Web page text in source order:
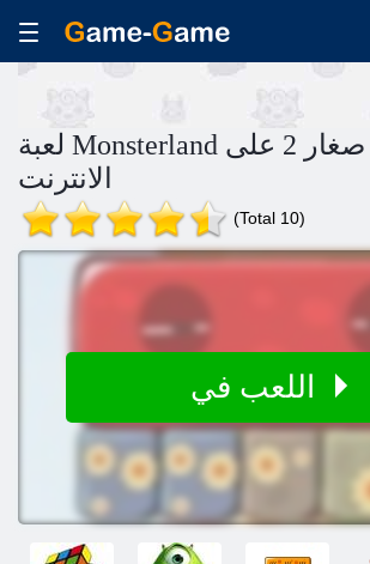
لعبة Monsterland الانتقام صغار 2 على
الانترنت
(Total 10)